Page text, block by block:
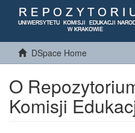
DSpace Home
O
Komisji